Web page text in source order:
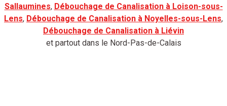
Sallaumines, Débouchage de Canalisation à Loison-sous-
Lens, Débouchage de Canalisation à Noyelles-sous-Lens,
Débouchage de Canalisation à Liévin
et partout dans le Nord-Pas-de-Calais